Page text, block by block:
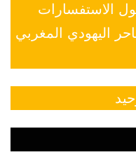
الاستفسارات
اليهودي المغربي